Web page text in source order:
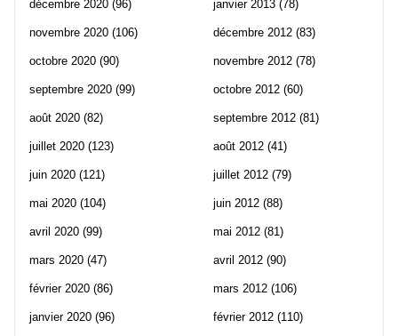
décembre 2020 (96)
novembre 2020 (106)
octobre 2020 (90)
septembre 2020 (99)
août 2020 (82)
juillet 2020 (123)
juin 2020 (121)
mai 2020 (104)
avril 2020 (99)
mars 2020 (47)
février 2020 (86)
janvier 2020 (96)
janvier 2013 (78)
décembre 2012 (83)
novembre 2012 (78)
octobre 2012 (60)
septembre 2012 (81)
août 2012 (41)
juillet 2012 (79)
juin 2012 (88)
mai 2012 (81)
avril 2012 (90)
mars 2012 (106)
février 2012 (110)